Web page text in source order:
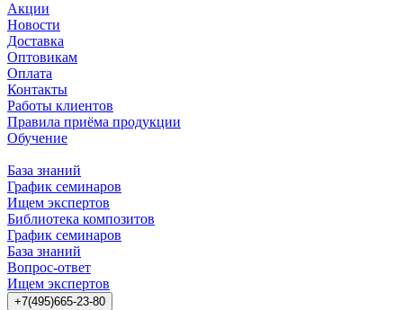
Акции
Новости
Доставка
Оптовикам
Оплата
Контакты
Работы клиентов
Правила приёма продукции
Обучение
База знаний
График семинаров
Ищем экспертов
Библиотека композитов
График семинаров
База знаний
Вопрос-ответ
Ищем экспертов
+7(495)665-23-80